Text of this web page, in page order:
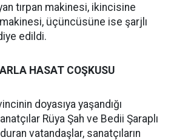
tırpan makinesi, ikincisine
üçüncüsüne ise şarjlı
edildi.
HASAT COŞKUSU
doyasıya yaşandığı
Rüya Şah ve Bedii Şaraplı
vatandaşlar, sanatçıların